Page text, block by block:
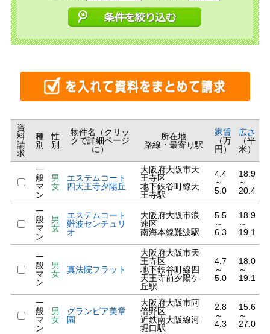
資
料
請
求
種
別
性
別
物件名（クリッ
クで詳細ページ
に）
所在地
路線・最寄り駅
家賃
（万
円）
広さ
（平
米）
一
般
マ
ン
男
女
エステムコート
四天王寺夕陽丘
大阪府大阪市天
王寺区
地下鉄谷町線天
王寺駅
4.4
～
5.0
18.9
～
20.4
一
般
マ
ン
男
女
エステムコート
難波センチュリ
オ
大阪府大阪市浪
速区
南海本線難波駅
5.5
～
6.3
18.9
～
19.1
一
般
マ
ン
男
女
真法院フラット
大阪府大阪市天
王寺区
地下鉄谷町線四
天王寺前夕陽ケ
丘駅
4.7
～
5.0
18.0
～
19.1
一
般
マ
ン
男
女
グランピア美章
園
大阪府大阪市阿
倍野区
近鉄南大阪線河
堀口駅
2.8
～
4.3
15.6
～
27.0